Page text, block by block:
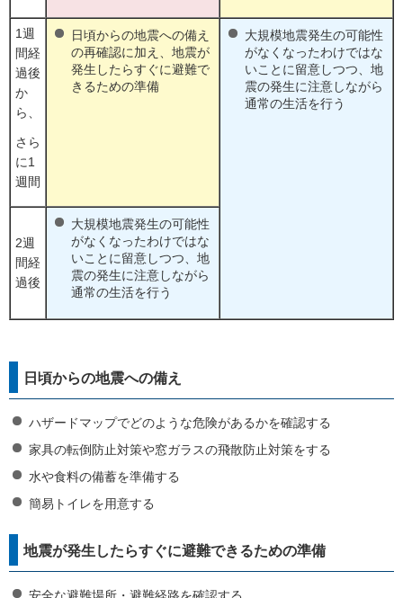
1週
間経
過後
か
ら、
さら
に1
週間
日頃からの地震への備え
の再確認に加え、地震が
発生したらすぐに避難で
きるための準備
大規模地震発生の可能性
がなくなったわけではな
いことに留意しつつ、地
震の発生に注意しながら
通常の生活を行う
2週
間経
過後
大規模地震発生の可能性
がなくなったわけではな
いことに留意しつつ、地
震の発生に注意しながら
通常の生活を行う
日頃からの地震への備え
ハザードマップでどのような危険があるかを確認する
家具の転倒防止対策や窓ガラスの飛散防止対策をする
水や食料の備蓄を準備する
簡易トイレを用意する
地震が発生したらすぐに避難できるための準備